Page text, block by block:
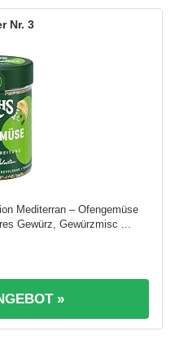
3
Mediterran – Ofengemüse
Gewürz, Gewürzmisc ...
»